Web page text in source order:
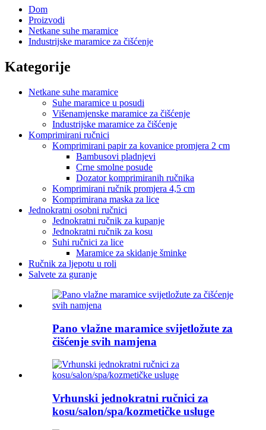
Dom
Proizvodi
Netkane suhe maramice
Industrijske maramice za čišćenje
Kategorije
Netkane suhe maramice
Suhe maramice u posudi
Višenamjenske maramice za čišćenje
Industrijske maramice za čišćenje
Komprimirani ručnici
Komprimirani papir za kovanice promjera 2 cm
Bambusovi pladnjevi
Crne smolne posude
Dozator komprimiranih ručnika
Komprimirani ručnik promjera 4,5 cm
Komprimirana maska ​​za lice
Jednokratni osobni ručnici
Jednokratni ručnik za kupanje
Jednokratni ručnik za kosu
Suhi ručnici za lice
Maramice za skidanje šminke
Ručnik za ljepotu u roli
Salvete za guranje
Pano vlažne maramice svijetložute za
čišćenje svih namjena
Vrhunski jednokratni ručnici za
kosu/salon/spa/kozmetičke usluge